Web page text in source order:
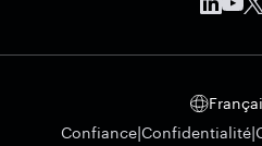
Confiance|Confidentialité|